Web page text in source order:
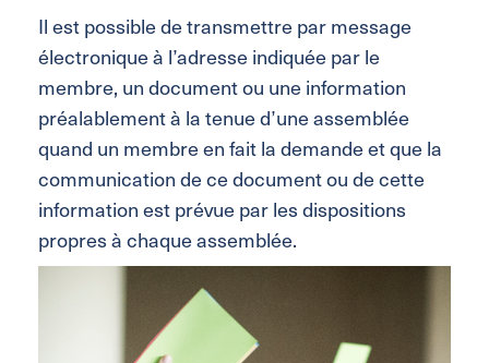
Il est possible de transmettre par message
électronique à l’adresse indiquée par le
membre, un document ou une information
préalablement à la tenue d’une assemblée
quand un membre en fait la demande et que la
communication de ce document ou de cette
information est prévue par les dispositions
propres à chaque assemblée.